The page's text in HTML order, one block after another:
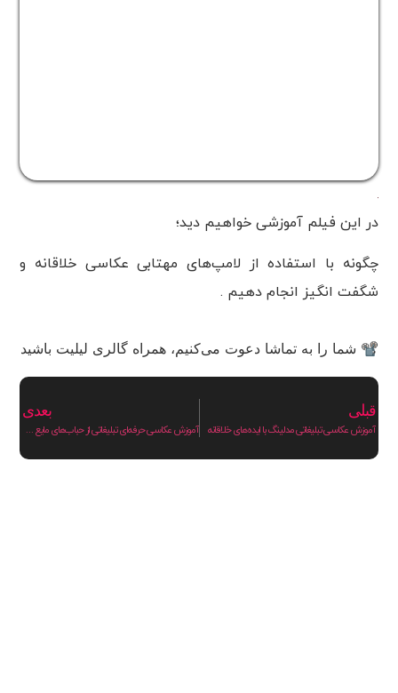
در این فیلم آموزشی خواهیم دید؛
چگونه با استفاده از لامپ‌های مهتابی عکاسی خلاقانه و
شگفت انگیز انجام دهیم .
📽 شما را به تماشا دعوت می‌کنیم، همراه گالری لیلیت باشید
قبلی
آموزش عکاسی تبلیغاتی مدلینگ با ایده‌های خلاقانه
بعدی
آموزش عکاسی حرفه‌ای تبلیغاتی از حباب‌های مایع شوینده